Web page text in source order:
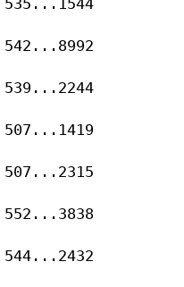
542...8992
539...2244
507...1419
507...2315
552...3838
544...2432